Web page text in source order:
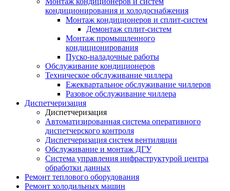
кондиционирования и холодоснабжения
Монтаж кондиционеров и сплит-систем
Демонтаж сплит-систем
Монтаж промышленного
кондиционирования
Пуско-наладочные работы
Обслуживание кондиционеров
Техническое обслуживание чиллера
Ежеквартальное обслуживание чиллеров
Разовое обслуживание чиллера
Диспетчеризация
Диспетчеризация
Автоматизированная система оперативного
диспетчерского контроля
Диспетчеризация систем вентиляции
Обслуживание и монтаж ДГУ
Система управления инфраструктурой центра
обработки данных
Ремонт теплового оборудования
Ремонт холодильных машин